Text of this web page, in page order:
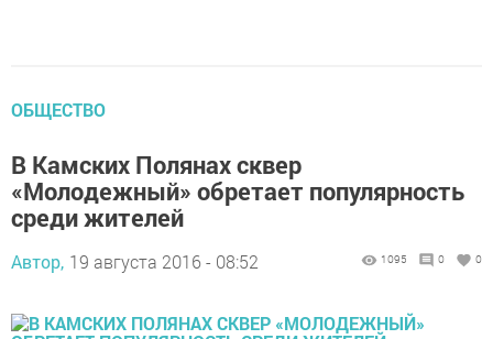
ОБЩЕСТВО
В Камских Полянах сквер
«Молодежный» обретает популярность
среди жителей
Автор, 19 августа 2016 - 08:52 1095 0 0